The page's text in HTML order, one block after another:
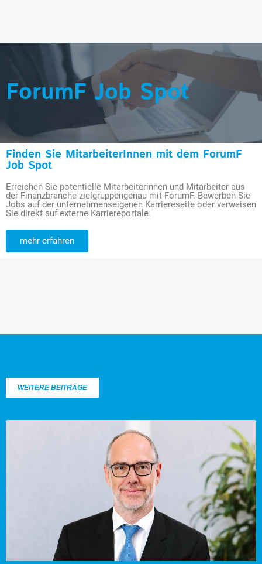
ForumF Job Spot
Finden Sie MitarbeiterInnen mit dem ForumF
Job Spot
Erreichen Sie potentielle Mitarbeiterinnen und Mitarbeiter aus
der Finanzbranche zielgruppengenau mit ForumF. Bewerben Sie
Jobs auf der unternehmenseigenen Karriereseite oder verweisen
Sie direkt auf externe Karriereportale.
mehr erfahren
WEITERE BEITRÄGE